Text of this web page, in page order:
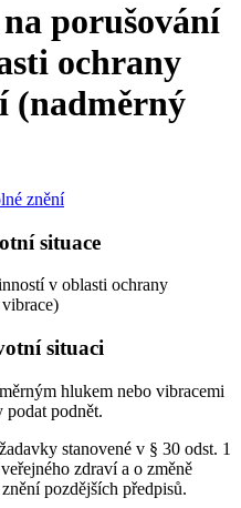
porušování
ochrany
(nadměrný
znění
situace
v oblasti ochrany
situaci
hlukem nebo vibracemi
podat podnět.
stanovené v § 30 odst. 1
zdraví a o změně
pozdějších předpisů.